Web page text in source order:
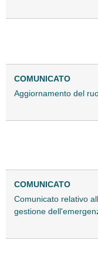
COMUNICATO
Aggiornamento del
COMUNICATO
Comunicato relativo
gestione